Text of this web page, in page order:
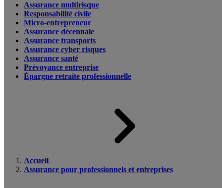
Assurance multirisque
Responsabilité civile
Micro-entrepreneur
Assurance décennale
Assurance transports
Assurance cyber risques
Assurance santé
Prévoyance entreprise
Épargne retraite professionnelle
Accueil
Assurance pour professionnels et entreprises